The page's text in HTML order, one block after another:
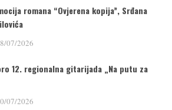
romana “Ovjerena kopija”, Srđana
07/2026
12. regionalna gitarijada „Na putu za
07/2026